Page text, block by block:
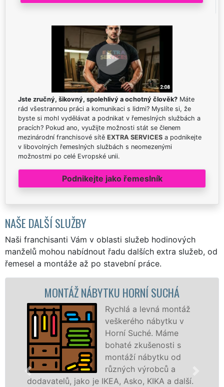
Jste zručný, šikovný, spolehlivý a ochotný člověk? Máte
rád všestrannou práci a komunikaci s lidmi? Myslíte si, že
byste si mohl vydělávat a podnikat v řemeslných službách a
pracích? Pokud ano, využijte možnosti stát se členem
mezinárodní franchisové sítě EXTRA SERVICES a podnikejte
v libovolných řemeslných službách s neomezenými
možnostmi po celé Evropské unii.
Podnikejte jako řemeslník
NAŠE DALŠÍ SLUŽBY
Naši franchisanti Vám v oblasti služeb hodinových
manželů mohou nabídnout řadu dalších extra služeb, od
řemesel a montáže až po stavební práce.
MONTÁŽ NÁBYTKU HORNÍ SUCHÁ
Rychlá a levná montáž
veškerého nábytku v
Horní Suché. Máme
bohaté zkušenosti s
montáží nábytku od
různých výrobců a
jako je IKEA, Asko, KIKA a další.